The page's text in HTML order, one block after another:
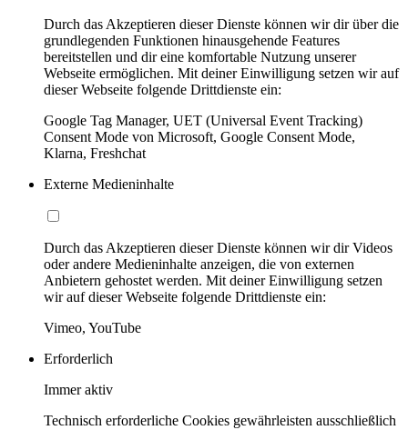
Durch das Akzeptieren dieser Dienste können wir dir über die
grundlegenden Funktionen hinausgehende Features
bereitstellen und dir eine komfortable Nutzung unserer
Webseite ermöglichen. Mit deiner Einwilligung setzen wir auf
dieser Webseite folgende Drittdienste ein:
Google Tag Manager, UET (Universal Event Tracking)
Consent Mode von Microsoft, Google Consent Mode,
Klarna, Freshchat
Externe Medieninhalte
Durch das Akzeptieren dieser Dienste können wir dir Videos
oder andere Medieninhalte anzeigen, die von externen
Anbietern gehostet werden. Mit deiner Einwilligung setzen
wir auf dieser Webseite folgende Drittdienste ein:
Vimeo, YouTube
Erforderlich
Immer aktiv
Technisch erforderliche Cookies gewährleisten ausschließlich